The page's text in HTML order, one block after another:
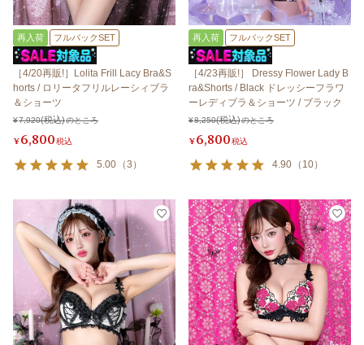
再入荷 フルバックSET
［4/20再販!］Lolita Frill Lacy Bra&S
horts / ロリータフリルレーシィブラ
＆ショーツ
¥7,920 のところ
¥6,800税込
5.00 （3 ）
再入荷 フルバックSET
［4/23再販!］ Dressy Flower Lady B
ra&Shorts / Black ドレッシーフラワ
ーレディブラ＆ショーツ / ブラック
¥8,250 のところ
¥6,800税込
4.90 （ 10）